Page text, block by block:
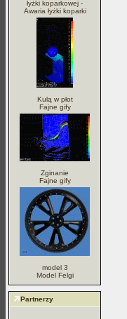
łyżki koparkowej -
Awaria łyżki koparki
Kulą w płot
Fajne gify
Zginanie
Fajne gify
model 3
Model Felgi
Partnerzy